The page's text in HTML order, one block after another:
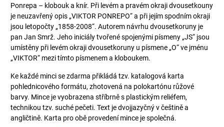
Ponrepa – klobouk a knír. Při levém a pravém okraji dvousetkouny
je neuzavřený opis „VIKTOR PONREPO“ a při jejím spodním okraji
jsou letopočty „1858-2008“. Autorem návrhu dvousetkoruny je
pan Jan Smrž. Jeho iniciály tvořené spojenými písmeny „JS“ jsou
umístěny při levém okraji dvousetkoruny u písmene „O“ ve jménu
„VIKTOR“ mezi tímto písmenem a kloboukem.
Ke každé minci se zdarma přikládá tzv. katalogová karta
pohlednicového formátu, zhotovená na polokartónu růžové
barvy. Mince je vyobrazena stříbrně s plastickým reliéfem,
technikou tzv. suché pečeti. Text je dvojjazyčný v češtině a
angličtině. Karta pro obě provedení mince je společná.